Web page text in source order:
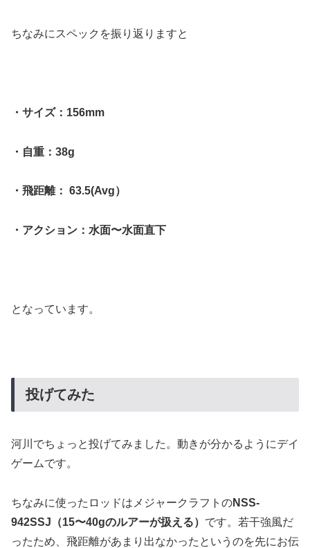
ちなみにスペックを振り返りますと
・サイズ：156mm
・自重：38g
・飛距離： 63.5(Avg）
・アクション：水面〜水面直下
となっています。
投げてみた
河川でちょっと投げてみました。動きが分かるようにデイ
ゲームです。
ちなみに使ったロッドはメジャークラフトのNSS-
942SSJ（15〜40gのルアーが扱える） です。若干強風だ
ったため、飛距離があまり出なかったというのを先にお伝